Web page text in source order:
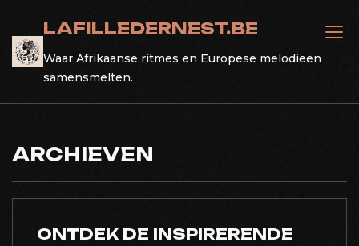
content
LAFILLEDERNEST.BE
Waar Afrikaanse ritmes en Europese melodieën
samensmelten.
ARCHIEVEN
ONTDEK DE INSPIRERENDE